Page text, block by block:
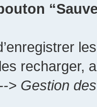
recharger,
> Gestion